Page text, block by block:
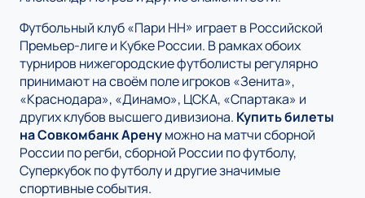
Футбольный клуб «Пари НН» играет в Российской
Премьер-лиге и Кубке России. В рамках обоих
турниров нижегородские футболисты регулярно
принимают на своём поле игроков «Зенита»,
«Краснодара», «Динамо», ЦСКА, «Спартака» и
других клубов высшего дивизиона. Купить билеты
на Совкомбанк Аренуможно на матчи сборной
России по регби, сборной России по футболу,
Суперкубок по футболу и другие значимые
спортивные события.